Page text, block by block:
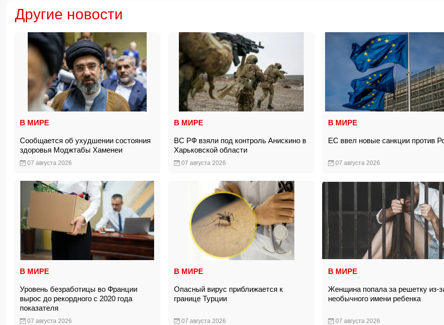
Другие новости
В МИРЕ
Сообщается об ухудшении состояния
здоровья Моджтабы Хаменеи
07 августа 2026
В МИРЕ
ВС РФ взяли под контроль Анискино в
Харьковской области
07 августа 2026
В МИРЕ
ЕС ввел новые санкции против
07 августа 2026
В МИРЕ
Уровень безработицы во Франции
вырос до рекордного с 2020 года
показателя
07 августа 2026
В МИРЕ
Опасный вирус приближается к
границе Турции
07 августа 2026
В МИРЕ
Женщина попала за решетку из-
необычного имени ребенка
07 августа 2026